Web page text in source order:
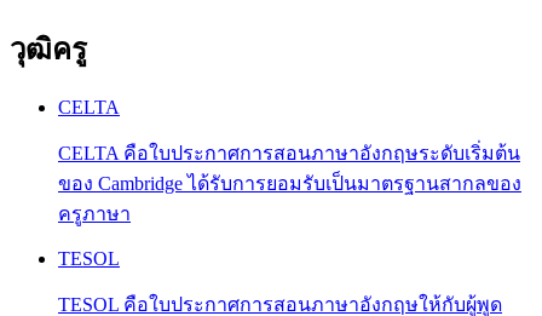
วุฒิครู
CELTA
CELTA คือใบประกาศการสอนภาษาอังกฤษระดับเริ่มต้น
ของ Cambridge ได้รับการยอมรับเป็นมาตรฐานสากลของ
ครูภาษา
TESOL
TESOL คือใบประกาศการสอนภาษาอังกฤษให้กับผู้พูด